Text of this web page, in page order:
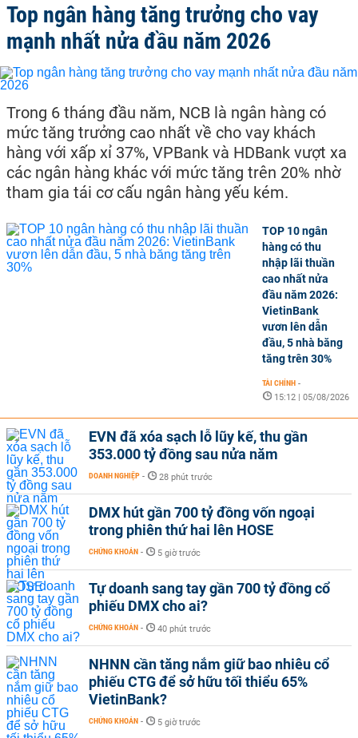
Top ngân hàng tăng trưởng cho vay
mạnh nhất nửa đầu năm 2026
Trong 6 tháng đầu năm, NCB là ngân hàng có
mức tăng trưởng cao nhất về cho vay khách
hàng với xấp xỉ 37%, VPBank và HDBank vượt xa
các ngân hàng khác với mức tăng trên 20% nhờ
tham gia tái cơ cấu ngân hàng yếu kém.
TOP 10 ngân
hàng có thu
nhập lãi thuần
cao nhất nửa
đầu năm 2026:
VietinBank
vươn lên dẫn
đầu, 5 nhà băng
tăng trên 30%
TÀI CHÍNH -
15:12 | 05/08/2026
EVN đã xóa sạch lỗ lũy kế, thu gần
353.000 tỷ đồng sau nửa năm
DOANH NGHIỆP - 28 phút trước
DMX hút gần 700 tỷ đồng vốn ngoại
trong phiên thứ hai lên HOSE
CHỨNG KHOÁN - 5 giờ trước
Tự doanh sang tay gần 700 tỷ đồng cổ
phiếu DMX cho ai?
CHỨNG KHOÁN - 40 phút trước
NHNN cần tăng nắm giữ bao nhiêu cổ
phiếu CTG để sở hữu tối thiểu 65%
VietinBank?
CHỨNG KHOÁN - 5 giờ trước